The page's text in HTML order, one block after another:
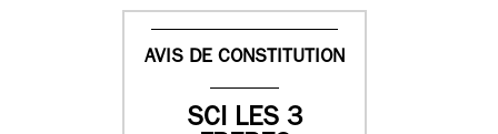
AVIS DE CONSTITUTION
SCI LES 3